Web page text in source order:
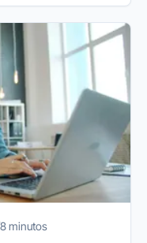
8 minutos